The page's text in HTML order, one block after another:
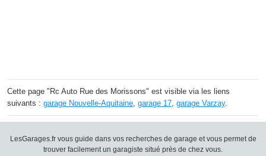
Cette page "Rc Auto Rue des Morissons" est visible via les liens
suivants : garage Nouvelle-Aquitaine, garage 17, garage Varzay.
LesGarages.fr vous guide dans vos recherches de garage et vous permet de
trouver facilement un garagiste situé près de chez vous.